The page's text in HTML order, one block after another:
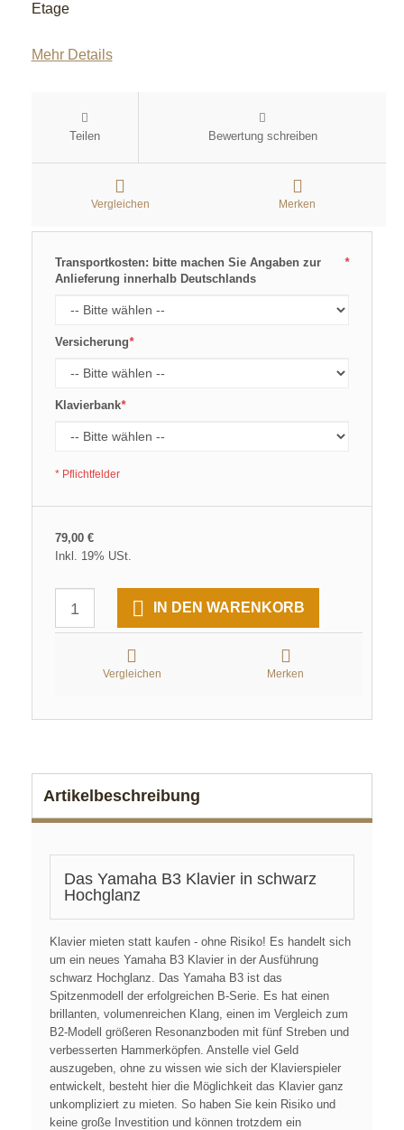
Etage
Mehr Details
Teilen Bewertung schreiben
Vergleichen Merken
*
Transportkosten: bitte machen Sie Angaben zur
Anlieferung innerhalb Deutschlands
*
Versicherung
*
Klavierbank
* Pflichtfelder
79,00 €
Inkl. 19% USt.
IN DEN WARENKORB
Vergleichen Merken
Artikelbeschreibung
Das Yamaha B3 Klavier in schwarz
Hochglanz
Klavier mieten statt kaufen - ohne Risiko! Es handelt sich
um ein neues Yamaha B3 Klavier in der Ausführung
schwarz Hochglanz. Das Yamaha B3 ist das
Spitzenmodell der erfolgreichen B-Serie. Es hat einen
brillanten, volumenreichen Klang, einen im Vergleich zum
B2-Modell größeren Resonanzboden mit fünf Streben und
verbesserten Hammerköpfen. Anstelle viel Geld
auszugeben, ohne zu wissen wie sich der Klavierspieler
entwickelt, besteht hier die Möglichkeit das Klavier ganz
unkompliziert zu mieten. So haben Sie kein Risiko und
keine große Investition und können trotzdem ein